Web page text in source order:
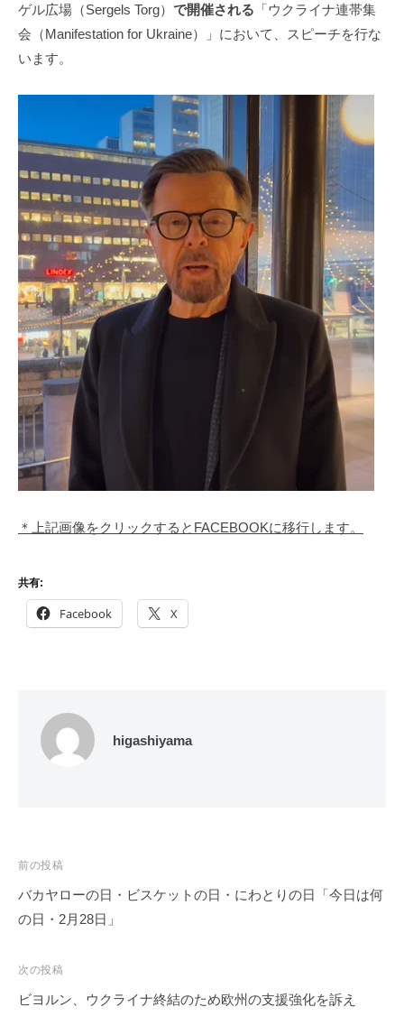
ゲル広場（Sergels Torg） で開催される 「ウクライナ連帯集
会（Manifestation for Ukraine）」において、スピーチを行な
います。
＊上記画像をクリックするとFACEBOOKに移行します。
共有:
Facebook X
higashiyama
投
稿
ナ
ゲ
ー
前の投稿
バカヤローの日・ビスケットの日・にわとりの日「今日は何
の日・2月28日」
次の投稿
ビヨルン、ウクライナ終結のため欧州の支援強化を訴え